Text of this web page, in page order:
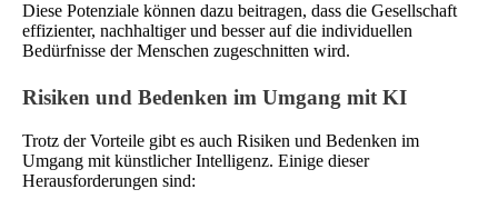
Diese Potenziale können dazu beitragen, dass die Gesellschaft
effizienter, nachhaltiger und besser auf die individuellen
Bedürfnisse der Menschen zugeschnitten wird.
Risiken und Bedenken im Umgang mit KI
Trotz der Vorteile gibt es auch Risiken und Bedenken im
Umgang mit künstlicher Intelligenz. Einige dieser
Herausforderungen sind: